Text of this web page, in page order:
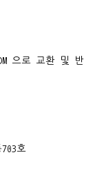
으로 교환 및 반
호